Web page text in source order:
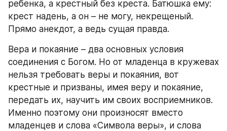
ребенка, а крестный без креста. Батюшка ему:
крест надень, а он – не могу, некрещеный.
Прямо анекдот, а ведь сущая правда.
Вера и покаяние – два основных условия
соединения с Богом. Но от младенца в кружевах
нельзя требовать веры и покаяния, вот
крестные и призваны, имея веру и покаяние,
передать их, научить им своих восприемников.
Именно поэтому они произносят вместо
младенцев и слова «Символа веры», и слова